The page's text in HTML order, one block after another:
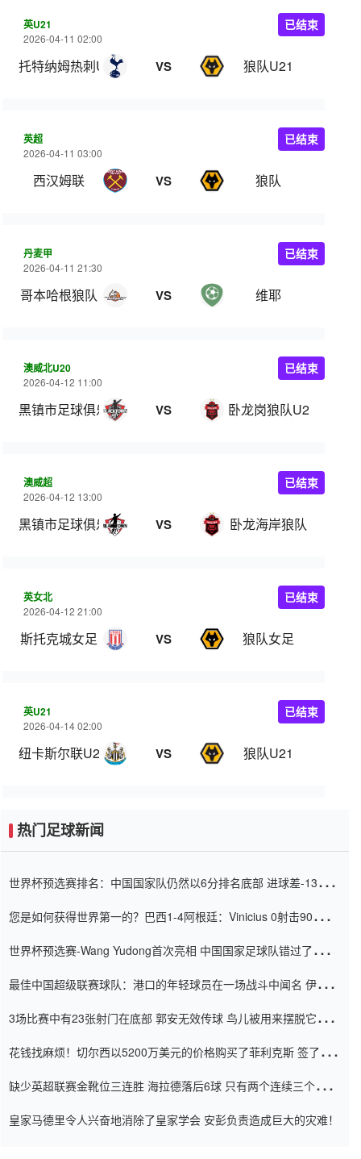
英U21
2026-04-11 02:00
托特纳姆热刺U21 VS 狼队U21
已结束
英超
2026-04-11 03:00
西汉姆联 VS 狼队
已结束
丹麦甲
2026-04-11 21:30
哥本哈根狼队 VS 维耶
已结束
澳威北U20
2026-04-12 11:00
黑镇市足球俱乐部U20 VS 卧龙岗狼队U20
已结束
澳威超
2026-04-12 13:00
黑镇市足球俱乐部 VS 卧龙海岸狼队
已结束
英女北
2026-04-12 21:00
斯托克城女足 VS 狼队女足
已结束
英U21
2026-04-14 02:00
纽卡斯尔联U21 VS 狼队U21
已结束
热门足球新闻
世界杯预选赛排名：中国国家队仍然以6分排名底部 进球差-13令人
您是如何获得世界第一的？巴西1-4阿根廷：Vinicius 0射击90分钟
世界杯预选赛-Wang Yudong首次亮相 中国国家足球队错过了世界
最佳中国超级联赛球队：港口的年轻球员在一场战斗中闻名 伊万放
3场比赛中有23张射门在底部 郭安无效传球 鸟儿被用来摆脱它
花钱找麻烦！切尔西以5200万美元的价格购买了菲利克斯 签了7年
缺少英超联赛金靴位三连胜 海拉德落后6球 只有两个连续三个连续
皇家马德里令人兴奋地消除了皇家学会 安彭负责造成巨大的灾难！